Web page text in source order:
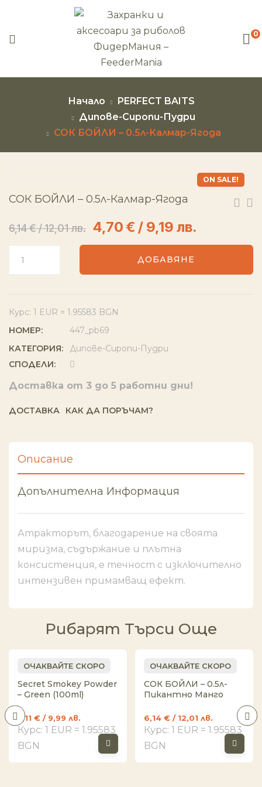
0
Начало
PERFECT BAITS
Дипове-Сиропи-Пудри
СОК БОЙЛИ – 0.5л-Калмар-Ягода
ON SALE!
СОК БОЙЛИ – 0.5л-Калмар-Ягода
6,14€/ 12,01 лв. 4,70 € / 9,19 лв.
ДОБАВЯНЕ
Курс: 1 EUR = 1.95583 BGN
НОМЕР:
447_pb69
КАТЕГОРИЯ:
Дипове-Сиропи-Пудри
СПОДЕЛИ:
Доставка от 3 до 5 работни дни!
ДОСТАВКА КАК ДА ПОРЪЧАМ?
Описание
Допълнителна Информация
Атракторът, благодарение на своята
миризма, съдържание и плътна
консистенция, е течност с изключително
интензивен примамващ ефект.
Рибарят Търси Още
ОЧАКВАЙТЕ СКОРО
Secret Smokey Powder
– Green (100ml)
5,11 € / 9,99 лв.
Курс: 1 EUR = 1.95583
BGN
ОЧАКВАЙТЕ СКОРО
СОК БОЙЛИ – 0.5л-
Пикантно Манго
6,14 € / 12,01 лв.
Курс: 1 EUR = 1.95583
BGN